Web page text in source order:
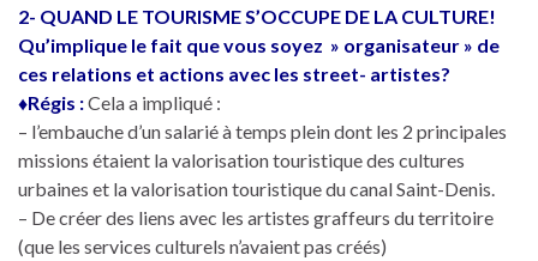
2- QUAND LE TOURISME S’OCCUPE DE LA CULTURE!
Qu’implique le fait que vous soyez » organisateur » de
ces relations et actions avec les street- artistes?
♦Régis :Cela a impliqué :
– l’embauche d’un salarié à temps plein dont les 2 principales
missions étaient la valorisation touristique des cultures
urbaines et la valorisation touristique du canal Saint-Denis.
– De créer des liens avec les artistes graffeurs du territoire
(que les services culturels n’avaient pas créés)